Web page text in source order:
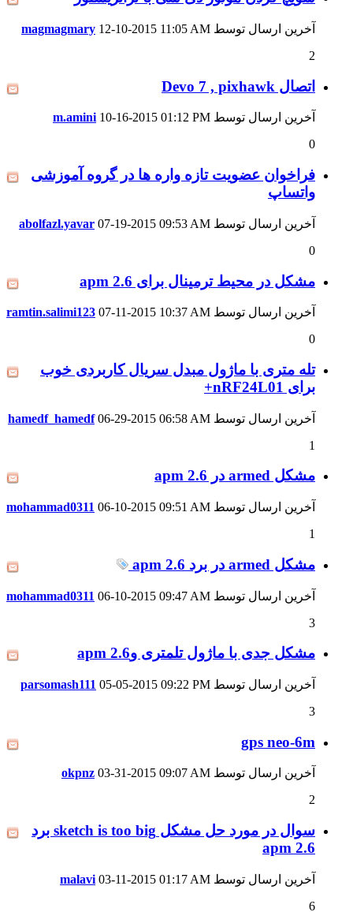
آخرین ارسال توسط magmagmary 12-10-2015 11:05 AM
2
اتصال Devo 7 , pixhawk
آخرین ارسال توسط m.amini 10-16-2015 01:12 PM
0
فراخوان عضویت تازه واره ها در گروه آموزشی
واتساپ
آخرین ارسال توسط abolfazl.yavar 07-19-2015 09:53 AM
0
مشکل در محیط ترمینال برای apm 2.6
آخرین ارسال توسط ramtin.salimi123 07-11-2015 10:37 AM
0
تله متری با ماژول مبدل سریال کاربردی خوب
برای nRF24L01+
آخرین ارسال توسط hamedf_hamedf06-29-2015 06:58 AM
1
مشکل armed در apm 2.6
آخرین ارسال توسط mohammad0311 06-10-2015 09:51 AM
1
مشکل armed در برد apm 2.6
آخرین ارسال توسط mohammad0311 06-10-2015 09:47 AM
3
مشکل جدی با ماژول تلمتری وapm 2.6
آخرین ارسال توسط parsomash111 05-05-2015 09:22 PM
3
gps neo-6m
آخرین ارسال توسط okpnz 03-31-2015 09:07 AM
2
سوال در مورد حل مشکل sketch is too big برد
apm 2.6
آخرین ارسال توسط malavi 03-11-2015 01:17 AM
6